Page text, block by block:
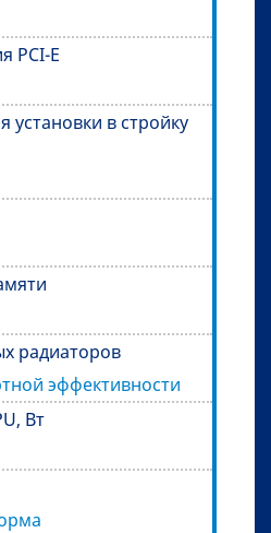
PCI-E
установки в стройку
радиаторов
эффективности
Вт